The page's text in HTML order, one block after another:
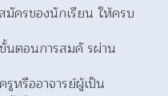
มัครของนักเรียน ให้ครบ
นตอนการสมคั รผ่าน
หรืออาจารย์ผู้เป็น